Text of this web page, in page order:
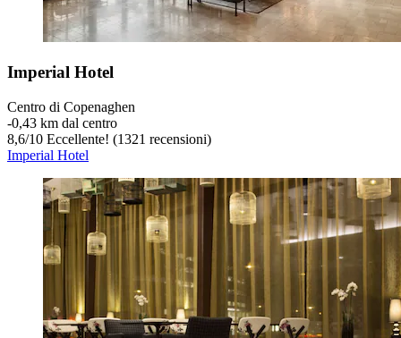
Imperial Hotel
Centro di Copenaghen
‐0,43 km dal centro
8,6/10 Eccellente! (1321 recensioni)
Imperial Hotel